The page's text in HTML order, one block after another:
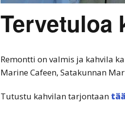
Tervetuloa
Remontti on valmis ja kahvila
Marine Cafeen, Satakunnan
Tutustu kahvilan tarjontaan